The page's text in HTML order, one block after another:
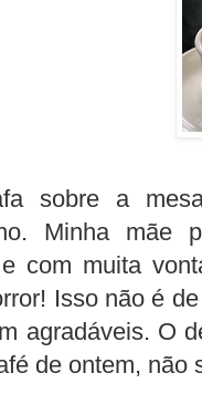
sobre a
Minha mãe
com muita
Isso não é
agradáveis. O
de ontem, não